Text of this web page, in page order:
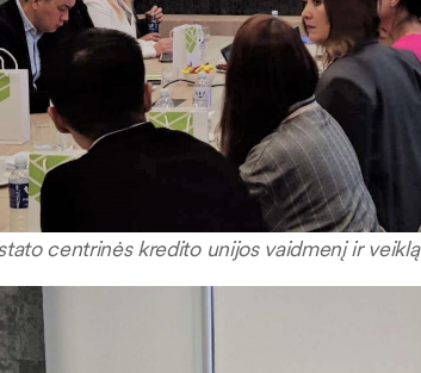
centrinės kredito unijos vaidmenį ir veiklą